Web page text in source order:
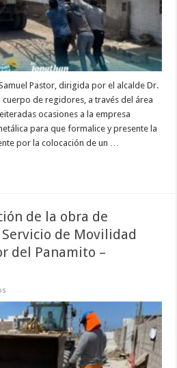
Pastor, dirigida por el alcalde Dr.
cuerpo de regidores, a través del área
ocasiones a la empresa
para que formalice y presente la
por la colocación de un …
de la obra de
de Movilidad
del Panamito –